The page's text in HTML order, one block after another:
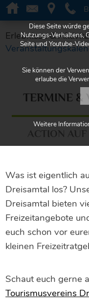
Erlebnisse &
TERMINE &
ACTION
Was ist eigentlich
Dreisamtal los?
Dreisamtal bieten
Freizeitangebote
euch schon vor
kleinen
Schaut euch gerne
Tourismusvereins
Diese Seite würde
Nutzungs-Verhaltens,
Seite und Youtube-
Sie können der
erlaube die
Weitere